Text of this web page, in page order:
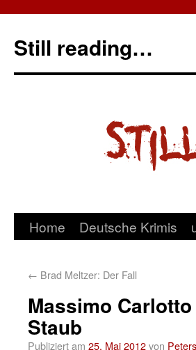
Still reading…
Home Deutsche Krimis
← Brad Meltzer: Der Fall
Massimo
Staub
Publiziert am 25. Mai 2012von Peters